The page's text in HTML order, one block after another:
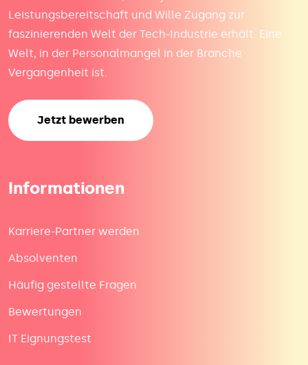
Leistungsbereitschaft und Wille Zugang zur
faszinierenden Welt der Tech-Industrie erhält. Eine
Welt, in der Personalmangel in der Branche
Vergangenheit ist.
Jetzt bewerben
Informationen
Karriere-Partner werden
Absolventen
Häufig gestellte Fragen
Bewertungen
IT Eignungstest